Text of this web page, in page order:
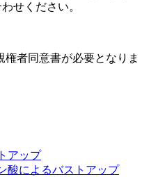
せください。
者同意書が必要となりま
アップ
酸によるバストアップ